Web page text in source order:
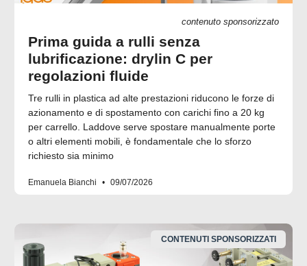
contenuto sponsorizzato
Prima guida a rulli senza
lubrificazione: drylin C per
regolazioni fluide
Tre rulli in plastica ad alte prestazioni riducono le forze di
azionamento e di spostamento con carichi fino a 20 kg
per carrello. Laddove serve spostare manualmente porte
o altri elementi mobili, è fondamentale che lo sforzo
richiesto sia minimo
Emanuela Bianchi 09/07/2026
CONTENUTI SPONSORIZZATI